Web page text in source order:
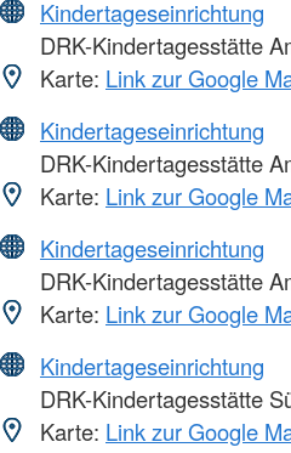
Kindertageseinrichtung
DRK-Kindertagesstätte
Karte: Link zur Google
Kindertageseinrichtung
DRK-Kindertagesstätte
Karte: Link zur Google
Kindertageseinrichtung
DRK-Kindertagesstätte
Karte: Link zur Google
Kindertageseinrichtung
DRK-Kindertagesstätte
Karte: Link zur Google